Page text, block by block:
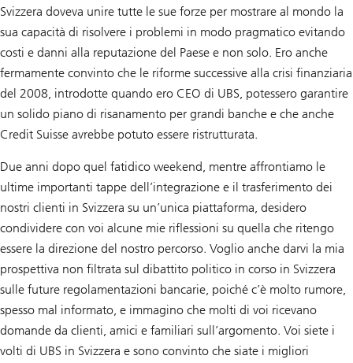
Svizzera doveva unire tutte le sue forze per mostrare al mondo la
sua capacità di risolvere i problemi in modo pragmatico evitando
costi e danni alla reputazione del Paese e non solo. Ero anche
fermamente convinto che le riforme successive alla crisi finanziaria
del 2008, introdotte quando ero CEO di UBS, potessero garantire
un solido piano di risanamento per grandi banche e che anche
Credit Suisse avrebbe potuto essere ristrutturata.
Due anni dopo quel fatidico weekend, mentre affrontiamo le
ultime importanti tappe dell’integrazione e il trasferimento dei
nostri clienti in Svizzera su un’unica piattaforma, desidero
condividere con voi alcune mie riflessioni su quella che ritengo
essere la direzione del nostro percorso. Voglio anche darvi la mia
prospettiva non filtrata sul dibattito politico in corso in Svizzera
sulle future regolamentazioni bancarie, poiché c’è molto rumore,
spesso mal informato, e immagino che molti di voi ricevano
domande da clienti, amici e familiari sull’argomento. Voi siete i
volti di UBS in Svizzera e sono convinto che siate i migliori